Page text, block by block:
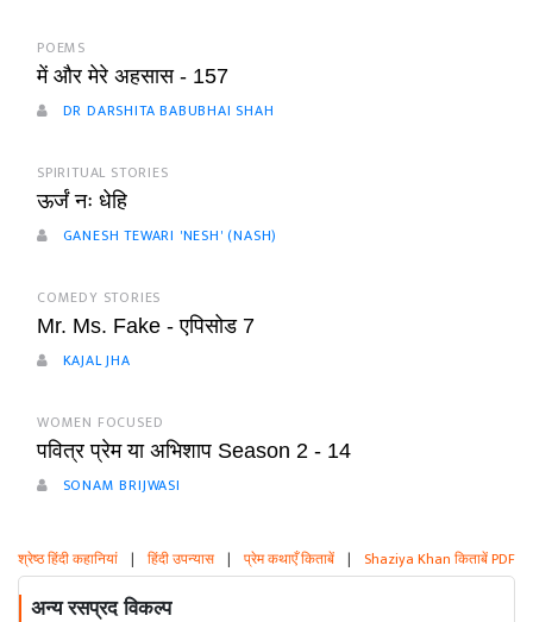
POEMS
में और मेरे अहसास - 157
DR DARSHITA BABUBHAI SHAH
SPIRITUAL STORIES
ऊर्जं नः धेहि
GANESH TEWARI 'NESH' (NASH)
COMEDY STORIES
Mr. Ms. Fake - एपिसोड 7
KAJAL JHA
WOMEN FOCUSED
पवित्र प्रेम या अभिशाप Season 2 - 14
SONAM BRIJWASI
श्रेष्ठ हिंदी कहानियां | हिंदी उपन्यास | प्रेम कथाएँ किताबें | Shaziya Khan किताबें PDF
अन्य रसप्रद विकल्प